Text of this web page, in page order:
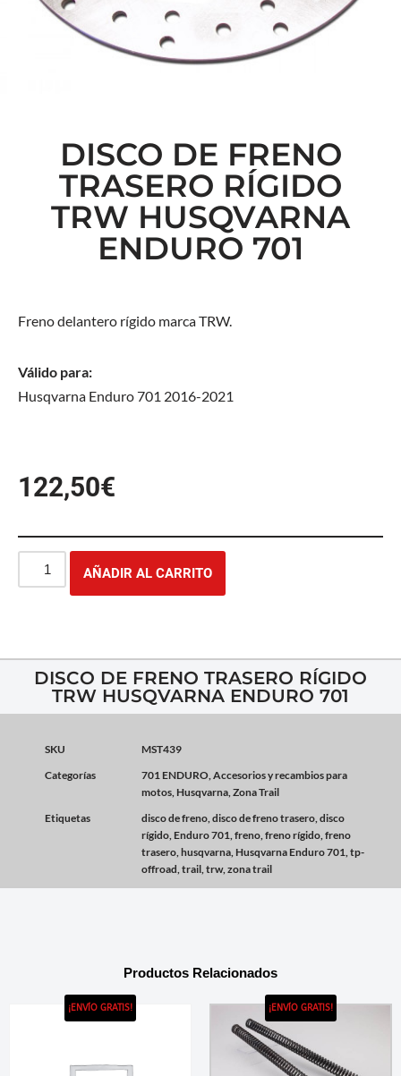
DISCO DE FRENO
TRASERO RÍGIDO
TRW HUSQVARNA
ENDURO 701
Freno delantero rígido marca TRW.
Válido para:
Husqvarna Enduro 701 2016-2021
122,50€
AÑADIR AL CARRITO
DISCO DE FRENO TRASERO RÍGIDO
TRW HUSQVARNA ENDURO 701
SKU
MST439
Categorías
701 ENDURO,Accesorios y recambios para
motos, Husqvarna,Zona Trail
Etiquetas
disco de freno,disco de freno trasero,disco
rígido, Enduro 701,freno,freno rígido,freno
trasero,husqvarna, Husqvarna Enduro 701,tp-
offroad,trail,trw,zona trail
Productos Relacionados
¡ENVÍO GRATIS! ¡ENVÍO GRATIS!